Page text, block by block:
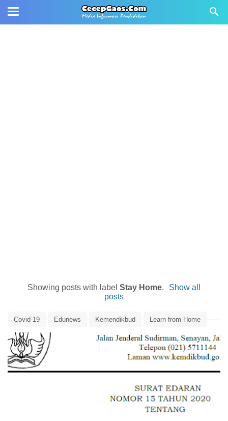
Showing posts with label Stay Home.
Show all
posts
Covid-19 Edunews Kemendikbud Learn from Home
Online Learning SE Sesjen Stay Home
Surat Edaran Work from Home